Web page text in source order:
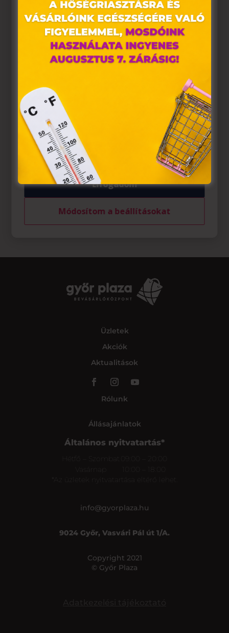
Üzletek
Akciók
Aktualitások
Rólunk
Állásajánlatok
Általános nyitvatartás*
*Az üzletek nyitvatartása eltérő lehet.
info@gyorplaza.hu
9024 Győr, Vasvári Pál út 1/A.
Copyright 2021
© Győr Plaza
Weboldalunkon „cookie"-kat (továbbiakban „süti")
alkalmazunk. Ezek olyan fájlok, melyek információt
tárolnak webes böngészőjében. Ehhez az Ön
hozzájárulása szükséges.
A „sütiket" az elektronikus hírközlésről szóló 2003. évi C.
törvény, az elektronikus kereskedelmi szolgáltatások, az
információs társadalommal összefüggő szolgáltatások
egyes kérdéseiről szóló 2001. évi CVIII. törvény, valamint
az Európai Unió előírásainak megfelelően használjuk.
Azon weblapoknak, melyek az Európai Unió országain
belül működnek, a „sütik" használatához, és ezeknek a
felhasználó számítógépén vagy egyéb eszközén történő
tárolásához a felhasználók hozzájárulását kell kérniük.
Elfogadom
Módosítom a beállításokat